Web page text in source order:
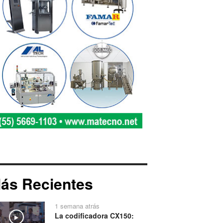
Recientes
Play
1 semana atrás
La codificadora CX150: